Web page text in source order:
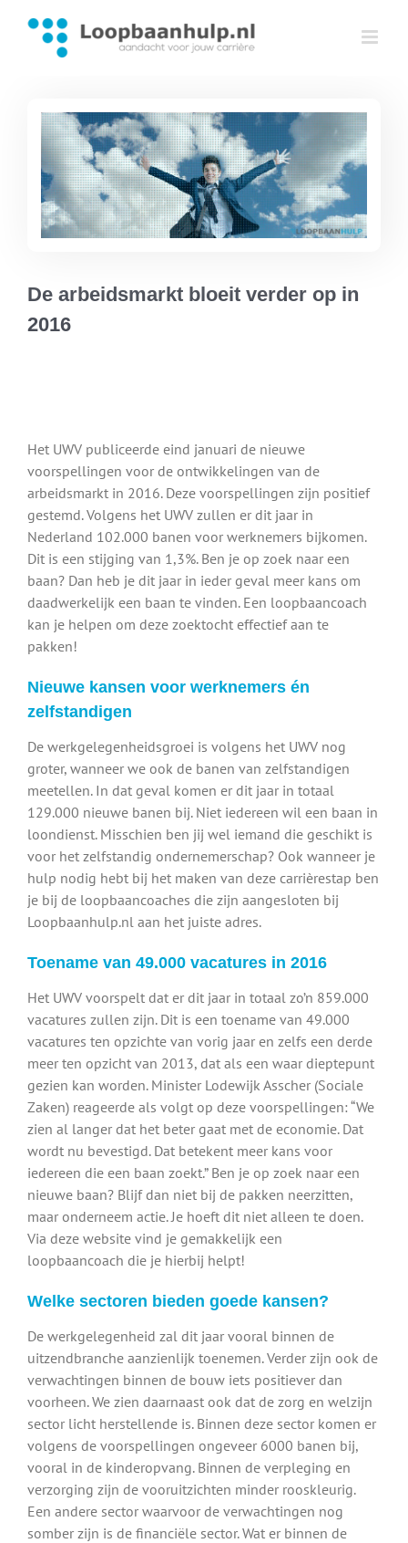
De arbeidsmarkt bloeit verder op in
2016
Het UWV publiceerde eind januari de nieuwe
voorspellingen voor de ontwikkelingen van de
arbeidsmarkt in 2016. Deze voorspellingen zijn positief
gestemd. Volgens het UWV zullen er dit jaar in
Nederland 102.000 banen voor werknemers bijkomen.
Dit is een stijging van 1,3%. Ben je op zoek naar een
baan? Dan heb je dit jaar in ieder geval meer kans om
daadwerkelijk een baan te vinden. Een loopbaancoach
kan je helpen om deze zoektocht effectief aan te
pakken!
Nieuwe kansen voor werknemers én
zelfstandigen
De werkgelegenheidsgroei is volgens het UWV nog
groter, wanneer we ook de banen van zelfstandigen
meetellen. In dat geval komen er dit jaar in totaal
129.000 nieuwe banen bij. Niet iedereen wil een baan in
loondienst. Misschien ben jij wel iemand die geschikt is
voor het zelfstandig ondernemerschap? Ook wanneer je
hulp nodig hebt bij het maken van deze carrièrestap ben
je bij de loopbaancoaches die zijn aangesloten bij
Loopbaanhulp.nl aan het juiste adres.
Toename van 49.000 vacatures in 2016
Het UWV voorspelt dat er dit jaar in totaal zo’n 859.000
vacatures zullen zijn. Dit is een toename van 49.000
vacatures ten opzichte van vorig jaar en zelfs een derde
meer ten opzicht van 2013, dat als een waar dieptepunt
gezien kan worden. Minister Lodewijk Asscher (Sociale
Zaken) reageerde als volgt op deze voorspellingen: “We
zien al langer dat het beter gaat met de economie. Dat
wordt nu bevestigd. Dat betekent meer kans voor
iedereen die een baan zoekt.” Ben je op zoek naar een
nieuwe baan? Blijf dan niet bij de pakken neerzitten,
maar onderneem actie. Je hoeft dit niet alleen te doen.
Via deze website vind je gemakkelijk een
loopbaancoach die je hierbij helpt!
Welke sectoren bieden goede kansen?
De werkgelegenheid zal dit jaar vooral binnen de
uitzendbranche aanzienlijk toenemen. Verder zijn ook de
verwachtingen binnen de bouw iets positiever dan
voorheen. We zien daarnaast ook dat de zorg en welzijn
sector licht herstellende is. Binnen deze sector komen er
volgens de voorspellingen ongeveer 6000 banen bij,
vooral in de kinderopvang. Binnen de verpleging en
verzorging zijn de vooruitzichten minder rooskleurig.
Een andere sector waarvoor de verwachtingen nog
somber zijn is de financiële sector. Wat er binnen de